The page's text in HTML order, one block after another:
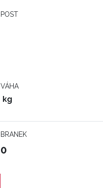
POST
VÁHA
kg
BRANEK
0